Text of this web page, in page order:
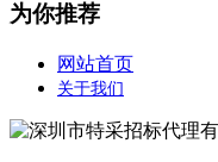
为你推荐
网站首页
关于我们